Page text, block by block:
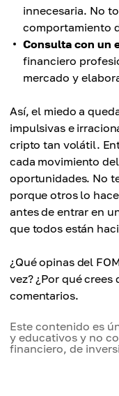
innecesaria. No
comportamiento
Consulta con un
financiero
mercado y
Así, el miedo a
impulsivas e
cripto tan volátil.
cada movimiento
oportunidades. No
porque otros lo
antes de entrar en
que todos están
¿Qué opinas del
vez? ¿Por qué
comentarios.
Este contenido es
y educativos y no
financiero, de